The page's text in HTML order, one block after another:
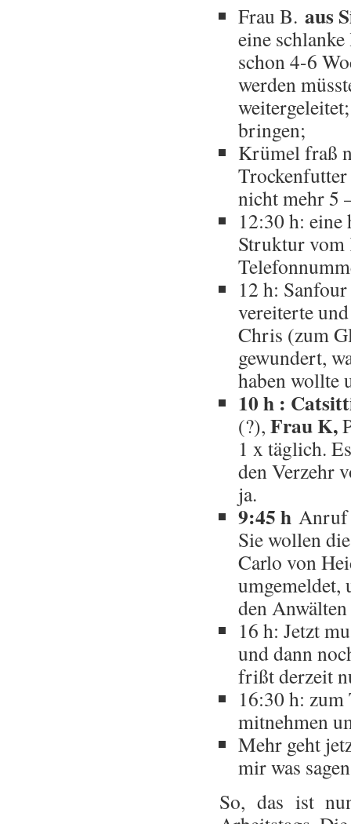
Frau B. aus
eine schlanke
schon 4-6
werden
bringen;
Krümel fraß
nicht mehr 5
12:30 h:
Struktur vom
12 h:
vereiterte
Chris (zum
gewundert,
haben wollte
10 h :
(?), Frau K,
1 x täglich.
den Verzehr
ja.
9:45 h Anruf
Sie wollen
Carlo von
umgemeldet,
den
16 h: Jetzt
und dann
frißt derzeit
16:30 h:
mitnehmen
Mehr geht
mir was
So, das ist